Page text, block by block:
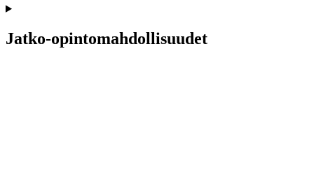
Jatko-opintomahdollisuudet